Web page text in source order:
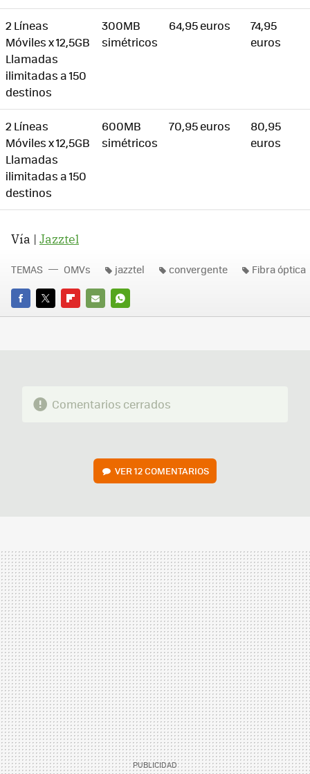
2 Líneas
Móviles x 12,5GB
Llamadas
ilimitadas a 150
destinos
300MB
simétricos
64,95 euros
74,95
euros
2 Líneas
Móviles x 12,5GB
Llamadas
ilimitadas a 150
destinos
600MB
simétricos
70,95 euros
80,95
euros
Vía | Jazztel
FACEBOOK
TWITTERFLIPBOARD
E-
WHATSAPP
TEMAS OMVs jazztel convergente Fibra óptica
Comentarios cerrados
VER12 COMENTARIOS